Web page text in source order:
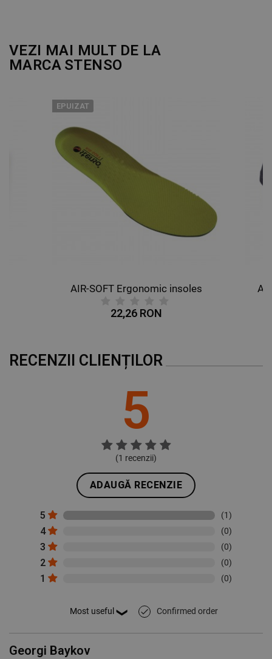
VEZI MAI MULT DE LA
MARCA STENSO
EPUIZAT
AIR-SOFT Ergonomic insoles
22,26 RON
RECENZII CLIENȚILOR
5
(1 recenzii)
ADAUGĂ RECENZIE
5 (1)
4 (0)
3 (0)
2 (0)
1 (0)
done Confirmed order
Georgi Baykov